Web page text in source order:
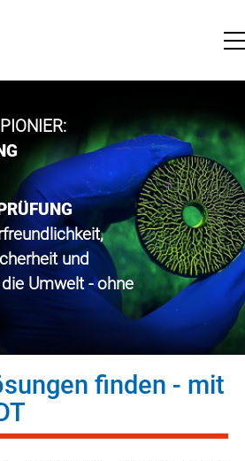
und
Umwelt - ohne
finden - mit